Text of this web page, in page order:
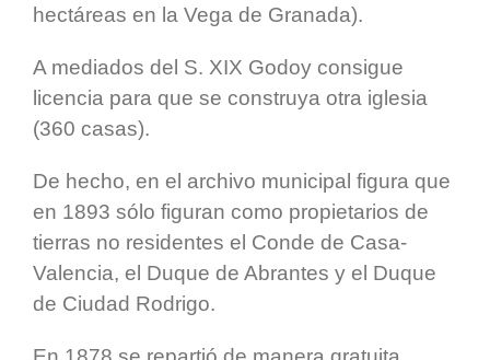
hectáreas en la Vega de Granada).
A mediados del S. XIX Godoy consigue
licencia para que se construya otra iglesia
(360 casas).
De hecho, en el archivo municipal figura que
en 1893 sólo figuran como propietarios de
tierras no residentes el Conde de Casa-
Valencia, el Duque de Abrantes y el Duque
de Ciudad Rodrigo.